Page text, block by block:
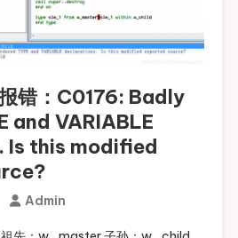
错：C0176: Badly
and VARIABLE
Is this modified
Admin